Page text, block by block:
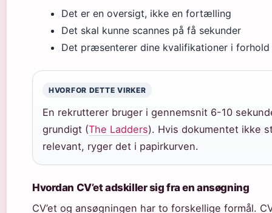
Det er en oversigt, ikke en fortælling
Det skal kunne scannes på få sekunder
Det præsenterer dine kvalifikationer i
HVORFOR DETTE VIRKER
En rekrutterer bruger i gennemsnit 6-10
grundigt (The Ladders). Hvis dokumentet ikke
relevant, ryger det i papirkurven.
Hvordan CV’et adskiller sig fra en ansøgning
CV’et og ansøgningen har to forskellige formål.